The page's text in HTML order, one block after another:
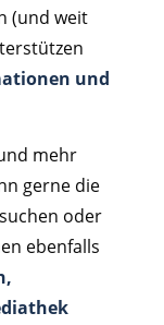
(und weit
und
mehr
gerne die
oder
ebenfalls